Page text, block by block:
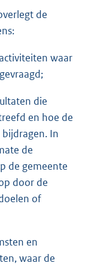
de
waar
die
en hoe de
In
de
de gemeente
door de
of
en
waar de